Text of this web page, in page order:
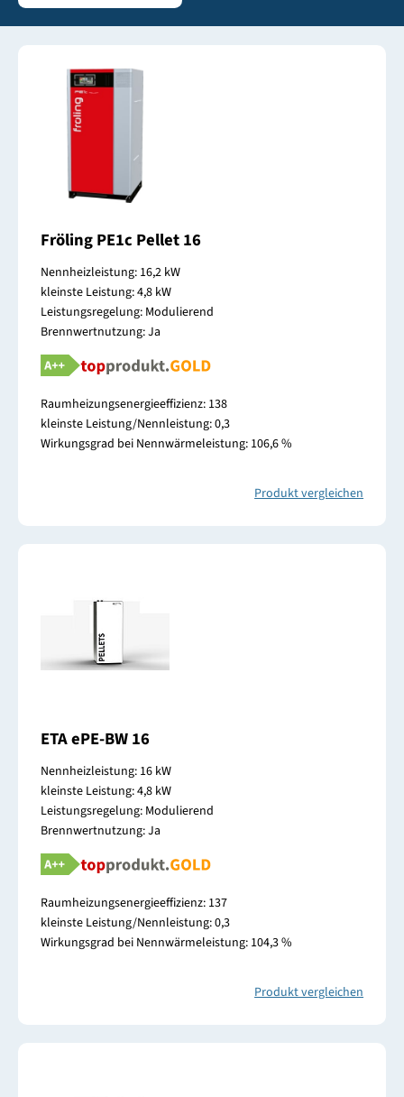
Fröling PE1c Pellet 16
Nennheizleistung: 16,2 kW
kleinste Leistung: 4,8 kW
Leistungsregelung: Modulierend
Brennwertnutzung: Ja
Raumheizungsenergieeffizienz: 138
kleinste Leistung/Nennleistung: 0,3
Wirkungsgrad bei Nennwärmeleistung: 106,6 %
Produkt vergleichen
ETA ePE-BW 16
Nennheizleistung: 16 kW
kleinste Leistung: 4,8 kW
Leistungsregelung: Modulierend
Brennwertnutzung: Ja
Raumheizungsenergieeffizienz: 137
kleinste Leistung/Nennleistung: 0,3
Wirkungsgrad bei Nennwärmeleistung: 104,3 %
Produkt vergleichen